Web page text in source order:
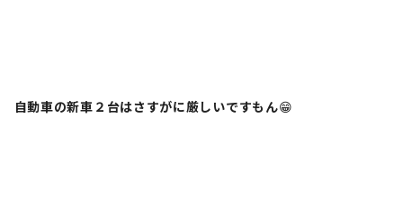
自動車の新車２台はさすがに厳しいですもん😁